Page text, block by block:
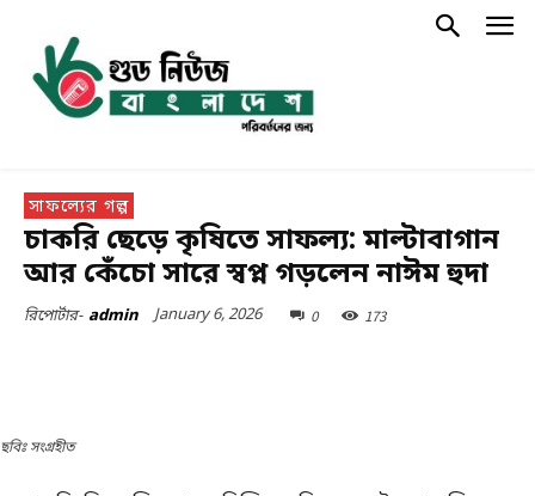
সাফল্যের গল্প
চাকরি ছেড়ে কৃষিতে সাফল্য: মাল্টাবাগান
আর কেঁচো সারে স্বপ্ন গড়লেন নাঈম হুদা
রিপোর্টার- admin January 6, 2026 0 173
ছবিঃ সংগ্রহীত